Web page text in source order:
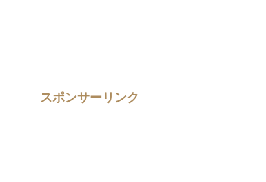
スポンサーリンク